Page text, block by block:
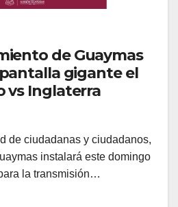
de Guaymas
gigante el
vs Inglaterra
de ciudadanas y ciudadanos,
instalará este domingo
la transmisión…